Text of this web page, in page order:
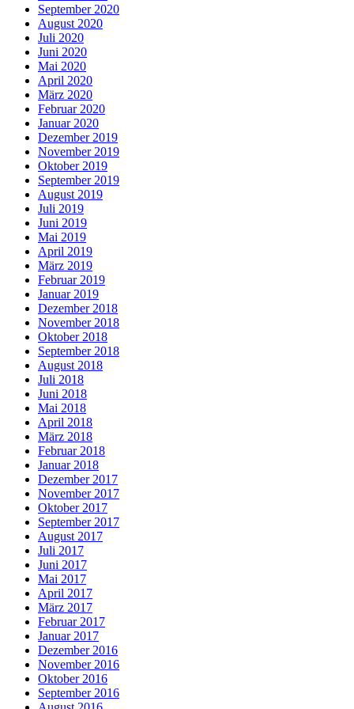
September 2020
August 2020
Juli 2020
Juni 2020
Mai 2020
April 2020
März 2020
Februar 2020
Januar 2020
Dezember 2019
November 2019
Oktober 2019
September 2019
August 2019
Juli 2019
Juni 2019
Mai 2019
April 2019
März 2019
Februar 2019
Januar 2019
Dezember 2018
November 2018
Oktober 2018
September 2018
August 2018
Juli 2018
Juni 2018
Mai 2018
April 2018
März 2018
Februar 2018
Januar 2018
Dezember 2017
November 2017
Oktober 2017
September 2017
August 2017
Juli 2017
Juni 2017
Mai 2017
April 2017
März 2017
Februar 2017
Januar 2017
Dezember 2016
November 2016
Oktober 2016
September 2016